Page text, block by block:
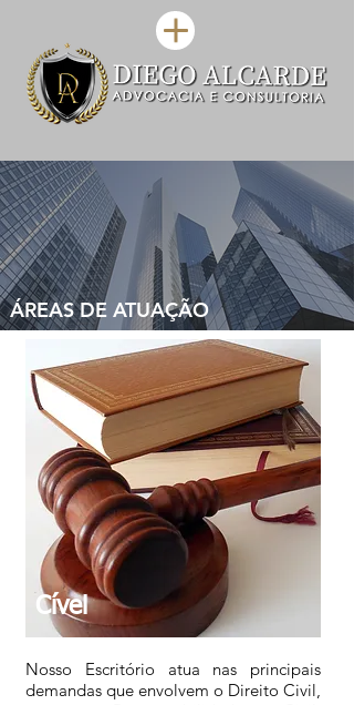
ÁREAS DE ATUAÇÃO
Cível
Nosso Escritório atua nas principais
demandas que envolvem o Direito Civil,